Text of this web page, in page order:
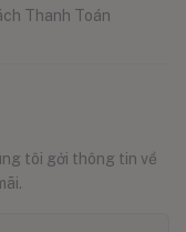
Thanh Toán
tôi gởi thông tin về